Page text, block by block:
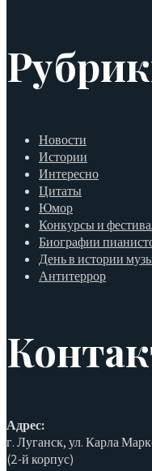
Новости
Истории
Интересно
Цитаты
Юмор
Конкурсы и
Биографии
День в истории
Антитеррор
Адрес:
г. Луганск, ул. Карла
(2-й корпус)